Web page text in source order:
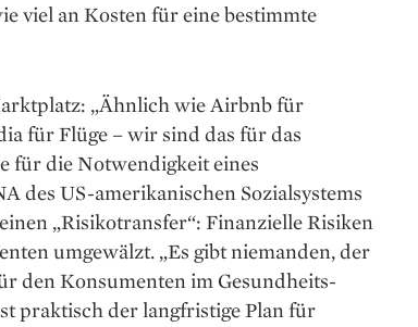
viel an Kosten für eine bestimmte
„Ähnlich wie Airbnb für
für Flüge – wir sind das für das
für die Notwendigkeit eines
des US-amerikanischen Sozialsystems
„Risikotransfer“: Finanzielle Risiken
umgewälzt. „Es gibt niemanden, der
den Konsumenten im Gesundheits­
praktisch der langfristige Plan für